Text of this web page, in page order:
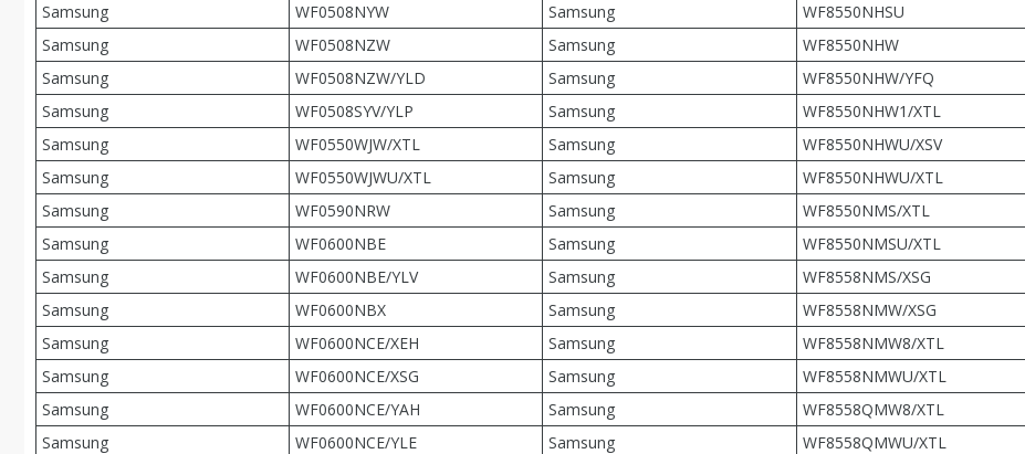
Samsung
WF0508NYW Samsung
WF8550NHSU
Samsung
WF0508NZW Samsung
WF8550NHW
Samsung
WF0508NZW/YLD Samsung
WF8550NHW/YFQ
Samsung
WF0508SYV/YLP Samsung
WF8550NHW1/XTL
Samsung
WF0550WJW/XTL Samsung
WF8550NHWU/XSV
Samsung
WF0550WJWU/XTL Samsung
WF8550NHWU/XTL
Samsung
WF0590NRW Samsung
WF8550NMS/XTL
Samsung
WF0600NBE Samsung
WF8550NMSU/XTL
Samsung
WF0600NBE/YLV Samsung
WF8558NMS/XSG
Samsung
WF0600NBX Samsung
WF8558NMW/XSG
Samsung
WF0600NCE/XEH Samsung
WF8558NMW8/XTL
Samsung
WF0600NCE/XSG Samsung
WF8558NMWU/XTL
Samsung
WF0600NCE/YAH Samsung
WF8558QMW8/XTL
Samsung
WF0600NCE/YLE Samsung
WF8558QMWU/XTL